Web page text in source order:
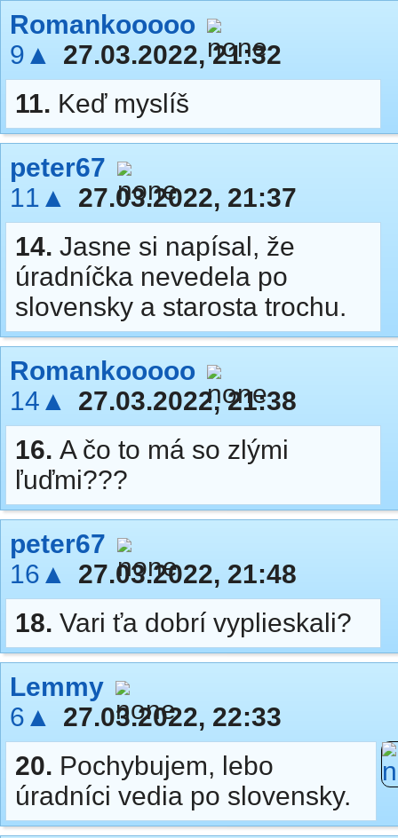
Romankooooo
9▲
27.03.2022, 21:32
11. Keď myslíš
peter67
11▲
27.03.2022, 21:37
14. Jasne si napísal, že
úradníčka nevedela po
slovensky a starosta trochu.
Romankooooo
14▲
27.03.2022, 21:38
16. A čo to má so zlými
ľuďmi???
peter67
16▲
27.03.2022, 21:48
18. Vari ťa dobrí vyplieskali?
Lemmy
6▲
27.03.2022, 22:33
20. Pochybujem, lebo
úradníci vedia po slovensky.